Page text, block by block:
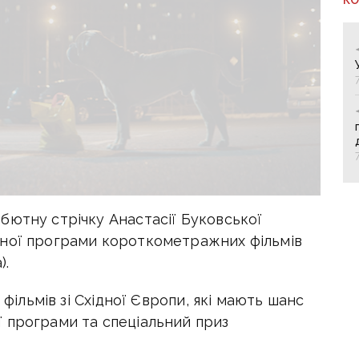
стрічку Анастасії Буковської
програми короткометражних фільмів
зі Східної Європи, які мають шанс
та спеціальний приз